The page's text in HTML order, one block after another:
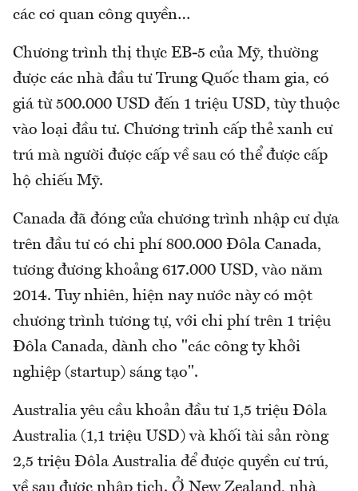
các cơ quan công quyền…
Chương trình thị thực EB-5 của Mỹ, thường
được các nhà đầu tư Trung Quốc tham gia, có
giá từ 500.000 USD đến 1 triệu USD, tùy thuộc
vào loại đầu tư. Chương trình cấp thẻ xanh cư
trú mà người được cấp về sau có thể được cấp
hộ chiếu Mỹ.
Canada đã đóng cửa chương trình nhập cư dựa
trên đầu tư có chi phí 800.000 Đôla Canada,
tương đương khoảng 617.000 USD, vào năm
2014. Tuy nhiên, hiện nay nước này có một
chương trình tương tự, với chi phí trên 1 triệu
Đôla Canada, dành cho "các công ty khởi
nghiệp (startup) sáng tạo".
Australia yêu cầu khoản đầu tư 1,5 triệu Đôla
Australia (1,1 triệu USD) và khối tài sản ròng
2,5 triệu Đôla Australia để được quyền cư trú,
về sau được nhập tịch. Ở New Zealand, nhà